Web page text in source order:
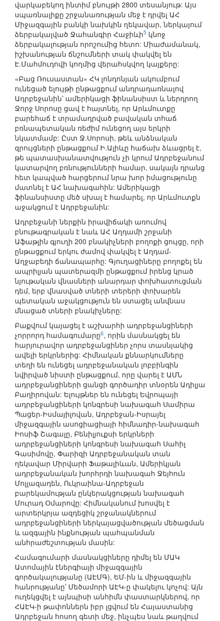
վարկաբեկող ինտիմ բնույթի 2800 տեսանյութ: Այս
սպառնալիքը շրջանառության մեջ է դրվել ԱՀ
Միջազգային բանկի նախկին ղեկավար, ներկայում
ձերբակալված Ջահանգիր Հաջիևի5 կնոջ
ձերբակալության որոշումից հետո: Միաժամանակ,
իշխանության ճնշումների տակ փակվել են
Է.Մահմուդովի կողմից վերահսկվող կայքերը:
«Բաց Ռուսաստան» ՀԿ լոնդոնյան ակումբում
ունեցած ելույթի ընթացքում անդրադառնալով
Ադրբեջանին՝ ամերիկացի ֆինանսիստ և ներդրող
Ջորջ Սորոսը ցավ է հայտնել, որ Արևմուտքը
բարեհաճ է տրամադրված բավական տհաճ
բռնապետական ռեժիմ ունեցող այս երկրի
նկատմամբ: Ըստ Ջ.Սորոսի, թեև անձնական
զրույցների ընթացքում Ի.Ալիևը հաճախ ձևացրել է,
թե պատասխանատվություն չի կրում Ադրբեջանում
կատարվող բռնությունների համար, սակայն դրանց
հետ կապված հարցերում նրա խոր իմացությունը
մատնել է ԱՀ նախագահին: Ամերիկացի
ֆինանսիստը մեծ սխալ է համարել, որ Արևմուտքն
աջակցում է Ադրբեջանին:
Ադրբեջանի ներքին իրավիճակի առումով
բնութագրական է նաև ԱՀ Աղդամի շրջանի
Աֆաթլին գյուղի 200 բնակիչների բողոքի ցույցը, որի
ընթացքում երկու ժամով փակվել է Աղդամ-
Աղջաբեդի ճանապարհը: Գյուղացիները բողոքել են
ապրիլյան պատերազմի ընթացքում իրենց կրած
նյութական վնասների անարդար փոխհատուցման
դեմ, երբ վնասված տների տերերի փոխարեն
պետական աջակցություն են ստացել անվնաս
մնացած տների բնակիչները:
Բաքվում կայացել է աշխարհի ադրբեջանցիների
չորրորդ համագումարը6, որին մասնակցել են
հարյուրավոր ադրբեջանցիներ չորս տասնյակից
ավելի երկրներից: Հիմնական քննարկումները
տեղի են ունեցել ադրբեջանական լոբբինգին
նվիրված նիստի ընթացքում, որը վարել է ԱՄՆ
ադրբեջանցիների ցանցի գործադիր տնօրեն Ադիլյա
Բաղիրովան: Ելույթներ են ունեցել Եվրոպայի
ադրբեջանցիների կոնգրեսի նախագահ Սամիրա
Պացեր-Իսմայիլովան, Ադրբեջան-Իսրայել
միջազգային ասոցիացիայի հիմնադիր-նախագահ
Իոսիֆ Շագալը, Բենիլյուքսի երկրների
ադրբեջանցիների կոնգրեսի նախագահ Սահիլ
Գասիմովը, Փարիզի Ադրբեջանական տան
ղեկավար Միրվարի Ֆաթալիևան, Ամերիկյան
ադրբեջանական խորհրդի նախագահ Ջեյհուն
Մոլլազադեն, Ուկրաինա-Ադրբեջան
բարեկամության ընկերակցության նախագահ
Մուրադ Օմարովը: Հիմնականում խոսվել է
արտերկրյա ազդեցիկ շրջանակներում
ադրբեջանցիների ներկայացվածության մեծացման
և ազգային ինքնության պահպանման
անհրաժեշտության մասին:
Համագումարի մասնակցիները դիմել են ՄԱԿ
Ատոմային էներգիայի միջազգային
գործակալությանը (ԱԷՄԳ), ԵՄ-ին և միջազգային
հանրությանը՝ Մեծամորի ԱԷԿ-ը փակելու կոչով: Այն
ուղեկցվել է այնպիսի անհիմն փաստարկներով, որ
ՀԱԷԿ-ի թափոններն իբր լցվում են Հայաստանից
Ադրբեջան հոսող գետի մեջ, ինչպես նաև թաղվում